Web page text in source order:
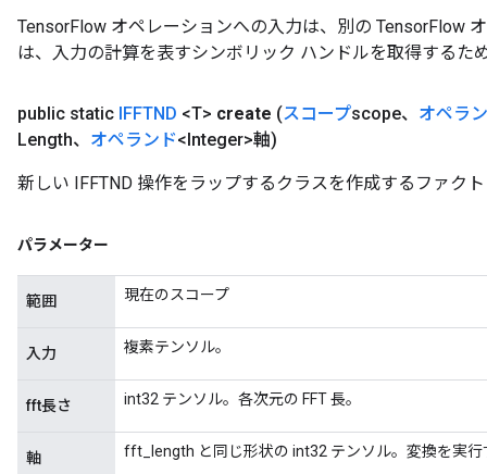
TensorFlow オペレーションへの入力は、別の TensorFlow
は、入力の計算を表すシンボリック ハンドルを取得するた
public static IFFTND <T> create (スコープscope、 オペラ
Length、 オペランド<Integer>軸)
新しい IFFTND 操作をラップするクラスを作成するファク
パラメーター
範囲 現在のスコープ
入力 複素テンソル。
fft長さ int32 テンソル。各次元の FFT 長。
軸 fft_length と同じ形状の int32 テンソル。変換を実行